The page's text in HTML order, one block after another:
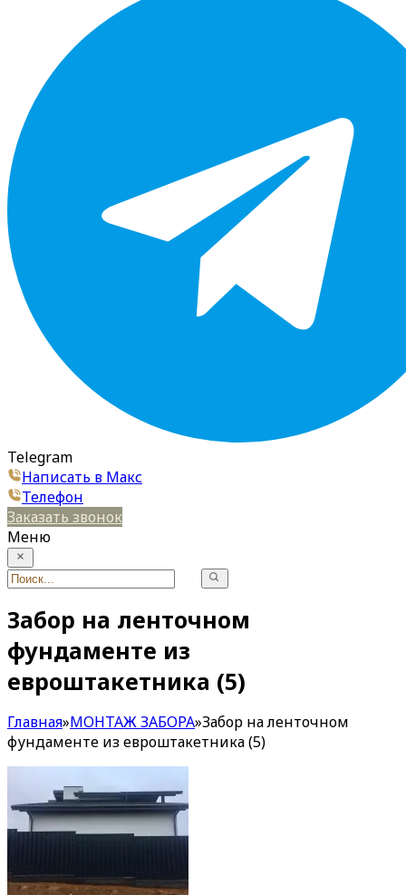
Telegram
Написать в Макс
Телефон
Заказать звонок
Меню
Забор на ленточном
фундаменте из
евроштакетника (5)
Главная»МОНТАЖ ЗАБОРА»Забор на ленточном
фундаменте из евроштакетника (5)